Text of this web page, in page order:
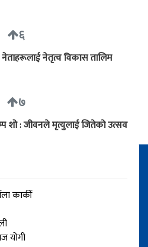
६
नेताहरूलाई नेतृत्व विकास तालिम
७
शो : जीवनले मृत्युलाई जितेको उत्सव
कार्की
योगी